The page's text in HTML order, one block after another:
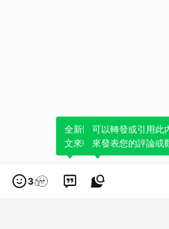
3
全新體驗！一鍵引用此內
文來輕鬆表達個人立場。
可以轉發或引用此
來發表您的評論或